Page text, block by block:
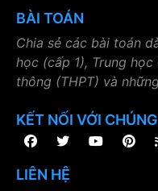
BÀI TOÁN
Chia sẻ các bài toán
học (cấp 1), Trung
thông (THPT) và
KẾT NỐI VỚI
LIÊN HỆ